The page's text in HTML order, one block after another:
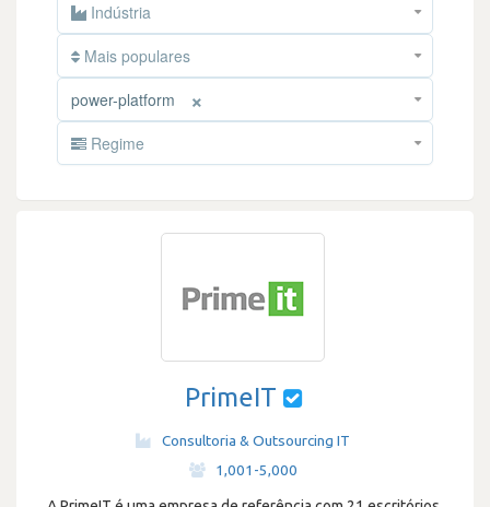
Indústria
Mais populares
×
power-platform
Regime
PrimeIT
Consultoria & Outsourcing IT
1,001-5,000